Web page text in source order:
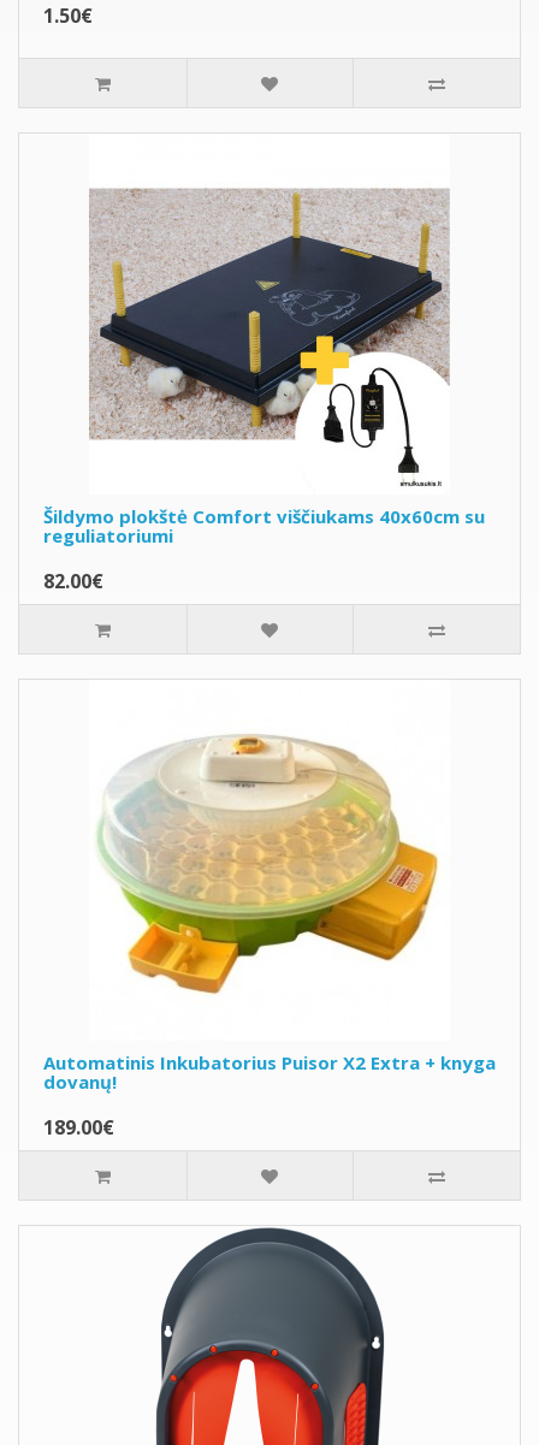
1.50€
Šildymo plokštė Comfort viščiukams 40x60cm su
reguliatoriumi
82.00€
Automatinis Inkubatorius Puisor X2 Extra + knyga
dovanų!
189.00€